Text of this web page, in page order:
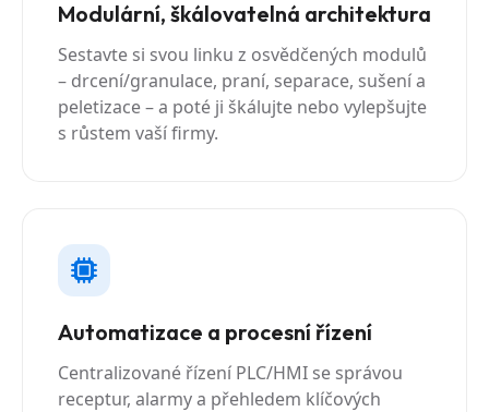
Modulární, škálovatelná architektura
Sestavte si svou linku z osvědčených modulů
– drcení/granulace, praní, separace, sušení a
peletizace – a poté ji škálujte nebo vylepšujte
s růstem vaší firmy.
Automatizace a procesní řízení
Centralizované řízení PLC/HMI se správou
receptur, alarmy a přehledem klíčových